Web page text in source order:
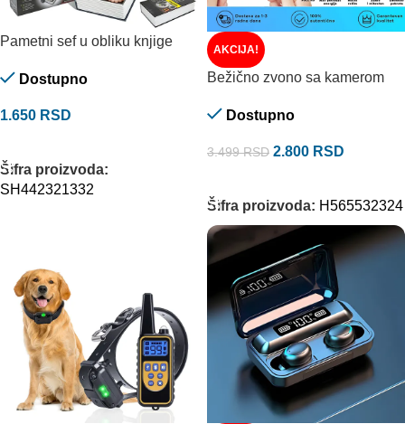
Pametni sef u obliku knjige
Dostupno
1.650 RSD
Šifra proizvoda:
SH442321332
AKCIJA!
Bežično zvono sa kamerom
Dostupno
3.499RSD 2.800 RSD
Šifra proizvoda: H565532324